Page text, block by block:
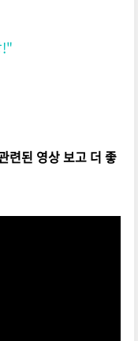
!"
련된 영상 보고 더 좋